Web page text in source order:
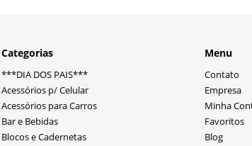
Categorias
***DIA DOS PAIS***
Acessórios p/ Celular
Acessórios para Carros
Bar e Bebidas
Blocos e Cadernetas
Menu
Contato
Empresa
Minha
Favoritos
Blog